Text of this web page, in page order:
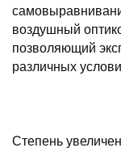
воздушный
позволяющий
различных
Степень